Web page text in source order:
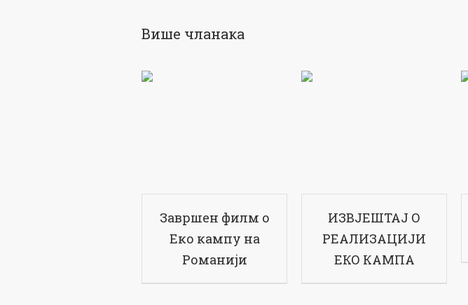
Више чланака
Завршен филм о
Еко кампу на
Романији
ИЗВЈЕШТАЈ О
РЕАЛИЗАЦИЈИ
ЕКО КАМПА